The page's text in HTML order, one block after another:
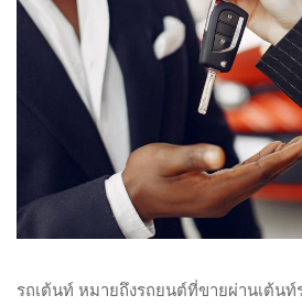
รถเต้นท์ หมายถึงรถยนต์ที่ขายผ่านเต้น